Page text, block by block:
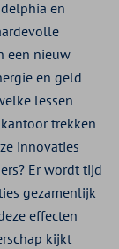
en
een nieuw
en geld
lessen
trekken
innovaties
Er wordt tijd
gezamenlijk
effecten
kijkt